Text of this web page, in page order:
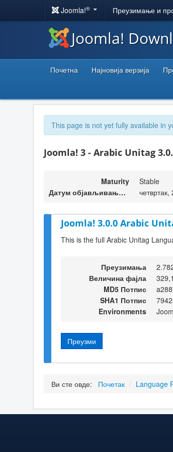
Joomla!® Преузимање и
Joomla!
Почетна Најновија верзија
This page is not yet fully available in
Joomla! 3 - Arabic Unitag
Maturity
Stable
Датум објављивања верзије
Joomla! 3.0.0 Arabic
This is the full Arabic Unitag
Преузимања
Величина фајла
MD5 Потпис
SHA1 Потпис
Environments
Преузми
Ви сте овде: Почетак / Language